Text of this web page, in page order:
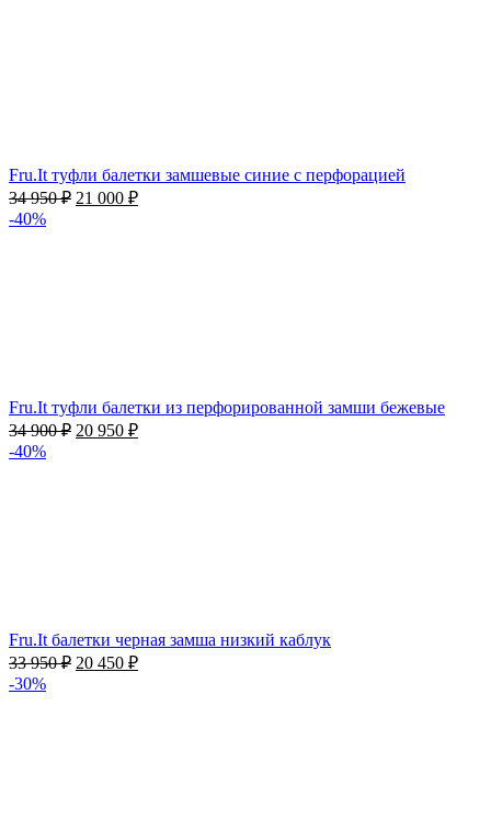
Fru.It туфли балетки замшевые синие с перфорацией
34 950₽ 21 000 ₽
-40%
Fru.It туфли балетки из перфорированной замши бежевые
34 900₽ 20 950 ₽
-40%
Fru.It балетки черная замша низкий каблук
33 950₽ 20 450 ₽
-30%